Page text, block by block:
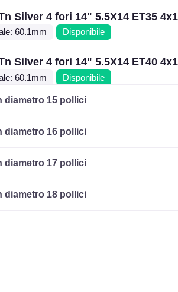
Silver 4 fori 14" 5.5X14 ET35
60.1mm Disponibile
Silver 4 fori 14" 5.5X14 ET40
60.1mm Disponibile
Tn Silver 4 fori 14" 5.5X14 ET42
54.1mm Disponibile
Black Mirror 4 fori 14" 5.5X14
diametro 15 pollici
diametro 16 pollici
diametro 17 pollici
diametro 18 pollici